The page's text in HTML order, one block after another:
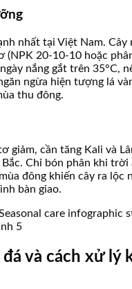
nhất tại Việt Nam.
20-10-10 hoặc
nắng gắt trên
ngừa hiện tượng lá
thu đông.
cần tăng Kali và
Chỉ bón phân khi
đông khiến cây ra
bàn giao.
5
và cách xử lý